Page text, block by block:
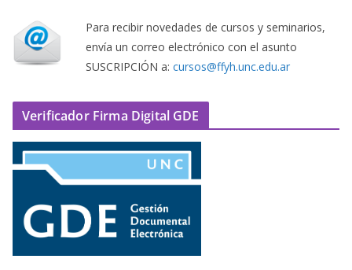
Para recibir novedades de cursos y seminarios,
envía un correo electrónico con el asunto
SUSCRIPCIÓN a: cursos@ffyh.unc.edu.ar
Verificador Firma Digital GDE